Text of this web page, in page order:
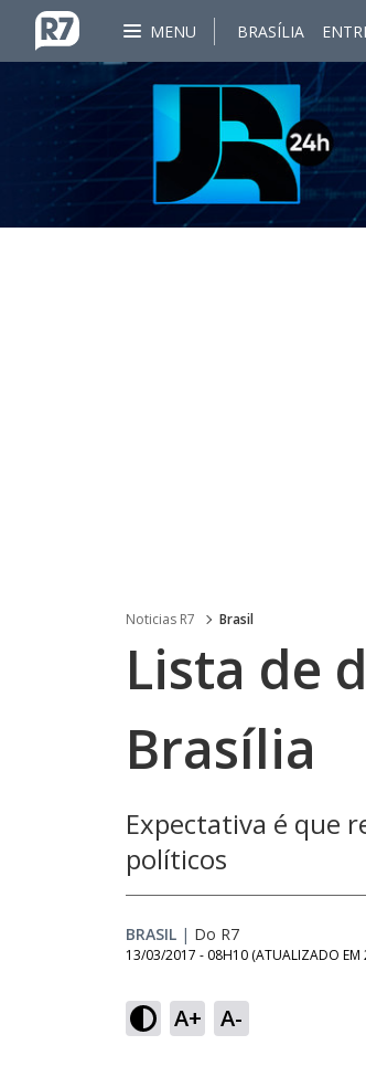
MENU BRASÍLIA
Noticias R7 Brasil
Lista de
Brasília
Expectativa é que
políticos
BRASIL | Do R7
13/03/2017 - 08H10 (ATUALIZADO EM
A+ A-